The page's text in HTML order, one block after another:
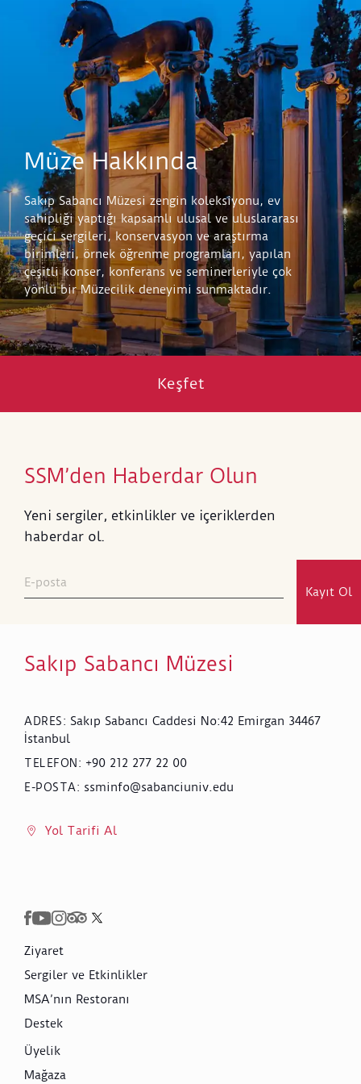
Müze Hakkında
Sakıp Sabancı Müzesi zengin koleksiyonu, ev
sahipliği yaptığı kapsamlı ulusal ve uluslararası
geçici sergileri, konservasyon ve araştırma
birimleri, örnek öğrenme programları, yapılan
çeşitli konser, konferans ve seminerleriyle çok
yönlü bir Müzecilik deneyimi sunmaktadır.
Keşfet
SSM’den Haberdar Olun
Yeni sergiler, etkinlikler ve içeriklerden
haberdar ol.
Kayıt Ol
Sakıp Sabancı Müzesi
ADRES: Sakıp Sabancı Caddesi No:42 Emirgan 34467
İstanbul
TELEFON : +90 212 277 22 00
E-POSTA: ssminfo@sabanciuniv.edu
Yol Tarifi Al
Ziyaret
Sergiler ve Etkinlikler
MSA’nın Restoranı
Destek
Üyelik
Mağaza